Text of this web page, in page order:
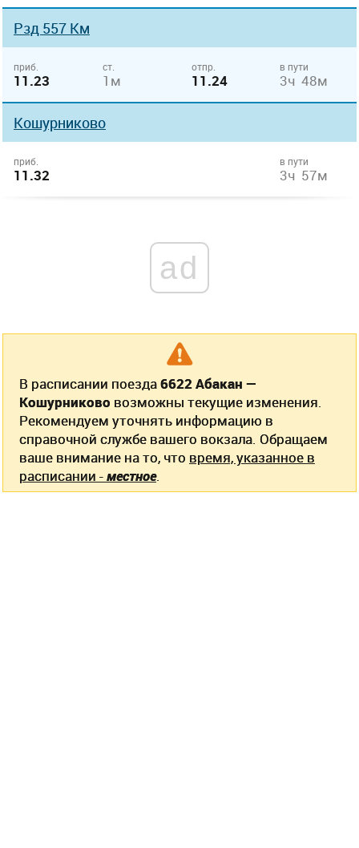
Рзд 557 Км
приб.
11.23
ст.
1м
отпр.
11.24
в пути
3ч 48м
Кошурниково
приб.
11.32
в пути
3ч 57м
ad
В расписании поезда6622 Абакан —
Кошурниково возможны текущие изменения.
Рекомендуем уточнять информацию в
справочной службе вашего вокзала. Обращаем
ваше внимание на то, что время, указанное в
расписании -местное.